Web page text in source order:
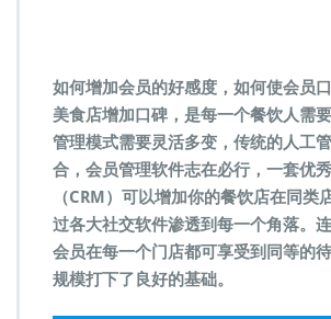
如何增加会员的好感度，如何使会员
美食店增加口碑，是每一个餐饮人需
管理模式需要灵活多变，传统的人工
合，会员管理软件志在必行，一套优
（CRM）可以增加你的餐饮店在同类
过各大社交软件渗透到每一个角落。
会员在每一个门店都可享受到同等的
规模打下了良好的基础。